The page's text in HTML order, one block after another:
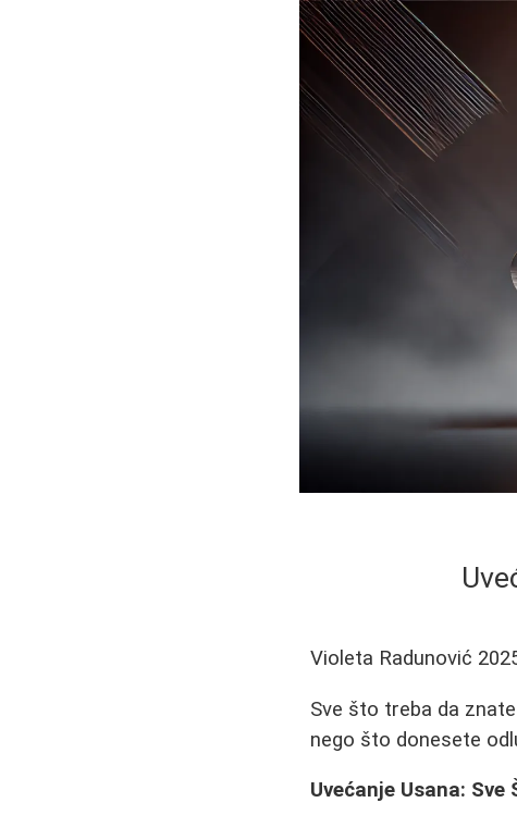
Violeta Radunović
Sve što treba da
nego što donesete
Uvećanje Usana: